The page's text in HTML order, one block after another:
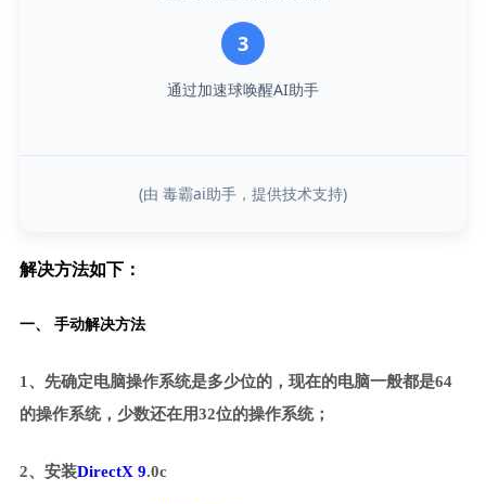
3
通过加速球唤醒AI助手
(由 毒霸ai助手，提供技术支持)
解决方法如下：
一、 手动解决方法
1、先确定电脑操作系统是多少位的，现在的电脑一般都是64
的操作系统，少数还在用32位的操作系统；
2、安装DirectX 9.0c